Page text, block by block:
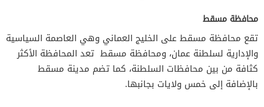
محافظة مسقط
تقع محافظة مسقط على الخليج العماني وهي العاصمة السياسية
والإدارية لسلطنة عمان، ومحافظة مسقط تعد المحافظة الأكثر
كثافة من بين محافظات السلطنة، كما تضم مدينة مسقط
بالإضافة إلى خمس ولايات بجانبها.